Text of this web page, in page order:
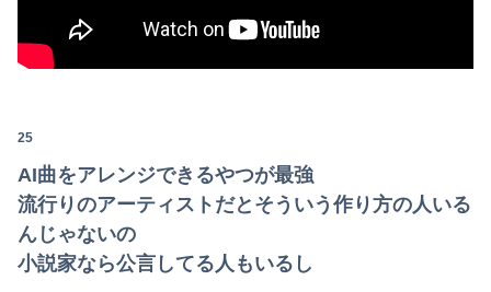
25
AI曲をアレンジできるやつが最強
流行りのアーティストだとそういう作り方の人いる
んじゃないの
小説家なら公言してる人もいるし